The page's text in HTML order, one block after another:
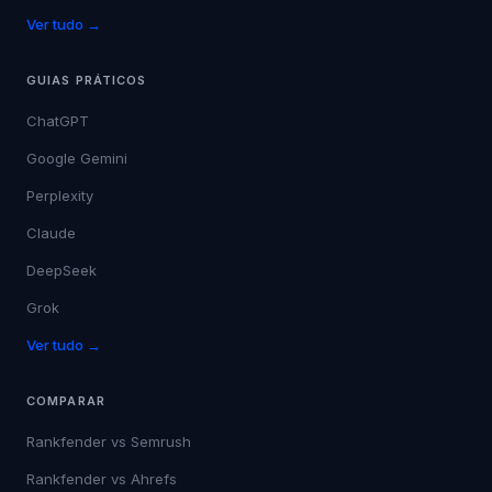
Ver tudo →
GUIAS PRÁTICOS
ChatGPT
Google Gemini
Perplexity
Claude
DeepSeek
Grok
Ver tudo →
COMPARAR
Rankfender vs Semrush
Rankfender vs Ahrefs